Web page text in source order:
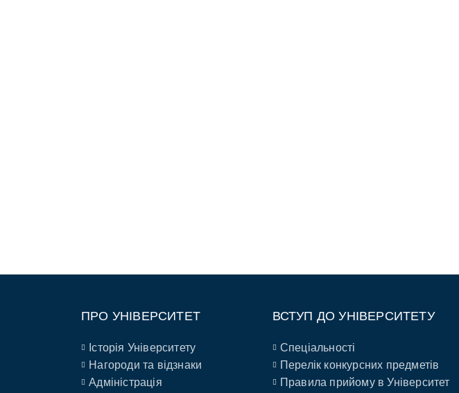
ПРО УНІВЕРСИТЕТ
Історія Університету
Нагороди та відзнаки
Адміністрація
ВСТУП ДО УНІВЕРСИТЕТУ
Спеціальності
Перелік конкурсних предметів
Правила прийому в Університет